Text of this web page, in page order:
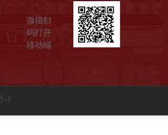
微信扫
码打开
移动端
1